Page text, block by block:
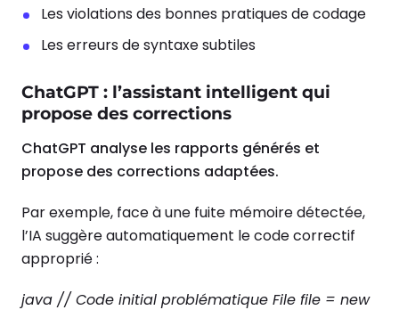
Les violations des bonnes pratiques de codage
Les erreurs de syntaxe subtiles
ChatGPT : l’assistant intelligent qui
propose des corrections
ChatGPT analyse les rapports générés et
propose des corrections adaptées.
Par exemple, face à une fuite mémoire détectée,
l’IA suggère automatiquement le code correctif
approprié :
java // Code initial problématique File file = new